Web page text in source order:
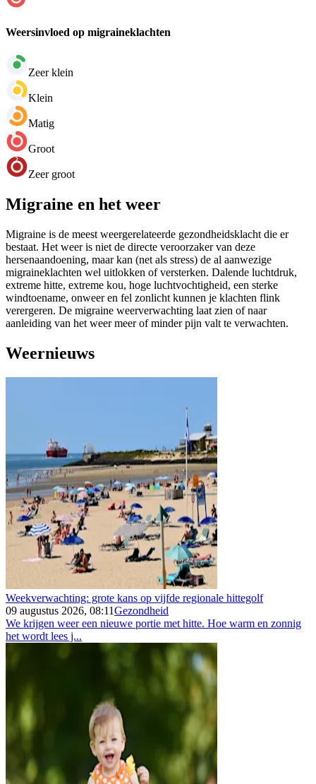
Weersinvloed op migraineklachten
Zeer klein
Klein
Matig
Groot
Zeer groot
Migraine en het weer
Migraine is de meest weergerelateerde gezondheidsklacht die er
bestaat. Het weer is niet de directe veroorzaker van deze
hersenaandoening, maar kan (net als stress) de al aanwezige
migraineklachten wel uitlokken of versterken. Dalende luchtdruk,
extreme hitte, extreme kou, hoge luchtvochtigheid, een sterke
windtoename, onweer en fel zonlicht kunnen je klachten flink
verergeren. De migraine weerverwachting laat zien of naar
aanleiding van het weer meer of minder pijn valt te verwachten.
Weernieuws
Weekverwachting: grote kans op vijfde regionale hittegolf
09 augustus 2026, 08:11Gezondheid
We krijgen weer een nieuwe portie met hitte. Hoe warm en zonnig
het wordt lees j...